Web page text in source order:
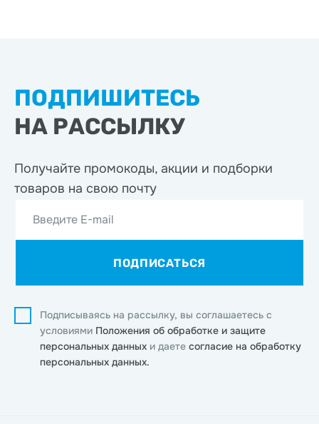
ПОДПИШИТЕСЬ
НА РАССЫЛКУ
Получайте промокоды, акции и подборки
товаров на свою почту
Введите E-mail
ПОДПИСАТЬСЯ
Подписываясь на рассылку, вы соглашаетесь с
условиями Положения об обработке и защите
персональных данных и даете согласие на обработку
персональных данных.